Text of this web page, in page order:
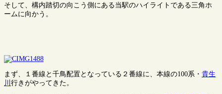
そして、構内踏切の向こう側にある当駅のハイライトである三角ホ
ームに向かう。
まず、１番線と千鳥配置となっている２番線に、本線の100系・ 貴生
川 行きがやってきた。